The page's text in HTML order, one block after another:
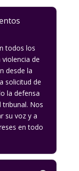
todos los
de
desde la
solicitud de
la defensa
tribunal. Nos
su voz y a
en todo